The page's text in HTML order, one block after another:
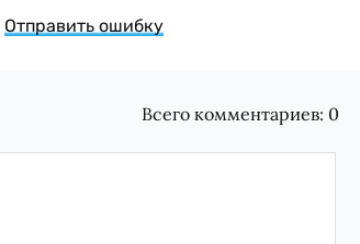
Отправить ошибку
Всего комментариев: 0